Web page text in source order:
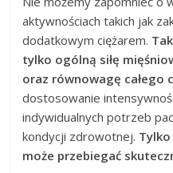
aktywnościach takich jak
dodatkowym ciężarem.
tylko ogólną siłę
oraz równowagę całego
dostosowanie
indywidualnych potrzeb
kondycji zdrowotnej.
może przebiegać